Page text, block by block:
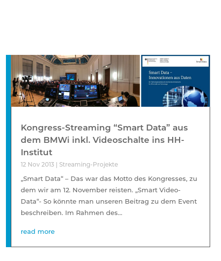
Kongress-Streaming “Smart Data” aus
dem BMWi inkl. Videoschalte ins HH-
Institut
12 Nov 2013 | Streaming-Projekte
„Smart Data“ – Das war das Motto des Kongresses, zu
dem wir am 12. November reisten. „Smart Video-
Data“- So könnte man unseren Beitrag zu dem Event
beschreiben. Im Rahmen des...
read more